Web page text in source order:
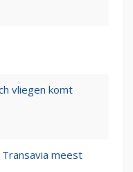
vliegen komt
Transavia meest